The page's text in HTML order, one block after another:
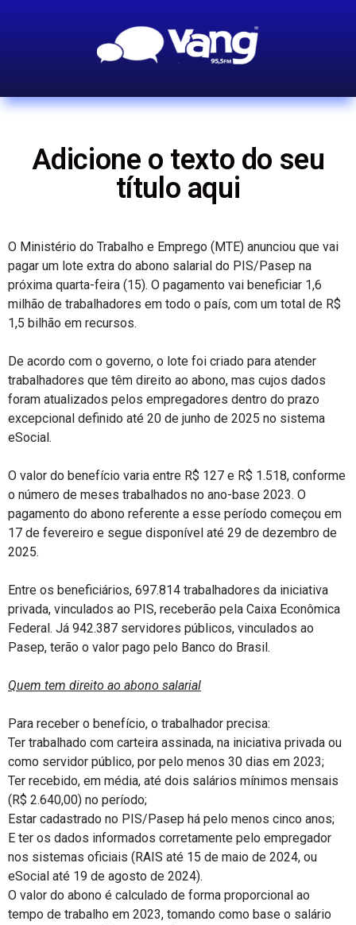
Adicione o texto do seu
título aqui
O Ministério do Trabalho e Emprego (MTE) anunciou que vai
pagar um lote extra do abono salarial do PIS/Pasep na
próxima quarta-feira (15). O pagamento vai beneficiar 1,6
milhão de trabalhadores em todo o país, com um total de R$
1,5 bilhão em recursos.
De acordo com o governo, o lote foi criado para atender
trabalhadores que têm direito ao abono, mas cujos dados
foram atualizados pelos empregadores dentro do prazo
excepcional definido até 20 de junho de 2025 no sistema
eSocial.
O valor do benefício varia entre R$ 127 e R$ 1.518, conforme
o número de meses trabalhados no ano-base 2023. O
pagamento do abono referente a esse período começou em
17 de fevereiro e segue disponível até 29 de dezembro de
2025.
Entre os beneficiários, 697.814 trabalhadores da iniciativa
privada, vinculados ao PIS, receberão pela Caixa Econômica
Federal. Já 942.387 servidores públicos, vinculados ao
Pasep, terão o valor pago pelo Banco do Brasil.
Quem tem direito ao abono salarial
Para receber o benefício, o trabalhador precisa:
Ter trabalhado com carteira assinada, na iniciativa privada ou
como servidor público, por pelo menos 30 dias em 2023;
Ter recebido, em média, até dois salários mínimos mensais
(R$ 2.640,00) no período;
Estar cadastrado no PIS/Pasep há pelo menos cinco anos;
E ter os dados informados corretamente pelo empregador
nos sistemas oficiais (RAIS até 15 de maio de 2024, ou
eSocial até 19 de agosto de 2024).
O valor do abono é calculado de forma proporcional ao
tempo de trabalho em 2023, tomando como base o salário